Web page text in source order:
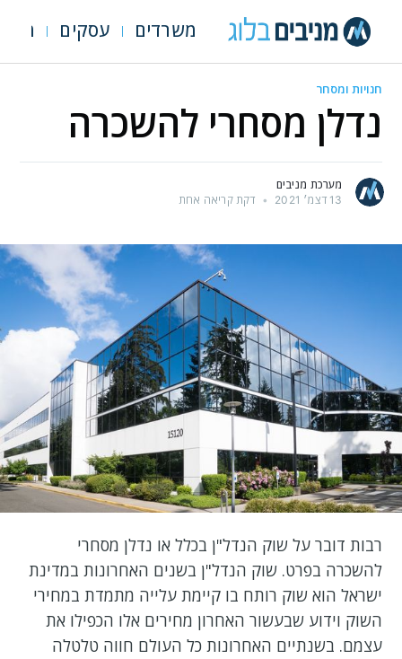
משרדים עסקים
חנויות ומסחר
נדלן מסחרי להשכרה
מערכת מניבים
13 דצמ׳ 2021
• דקת קריאה אחת
רבות דובר על שוק הנדל"ן בכלל או נדלן מסחרי
להשכרה בפרט. שוק הנדל"ן בשנים האחרונות במדינת
ישראל הוא שוק רותח בו קיימת עלייה מתמדת במחירי
השוק וידוע שבעשור האחרון מחירים אלו הכפילו את
עצמם. בשנתיים האחרונות כל העולם חווה טלטלה